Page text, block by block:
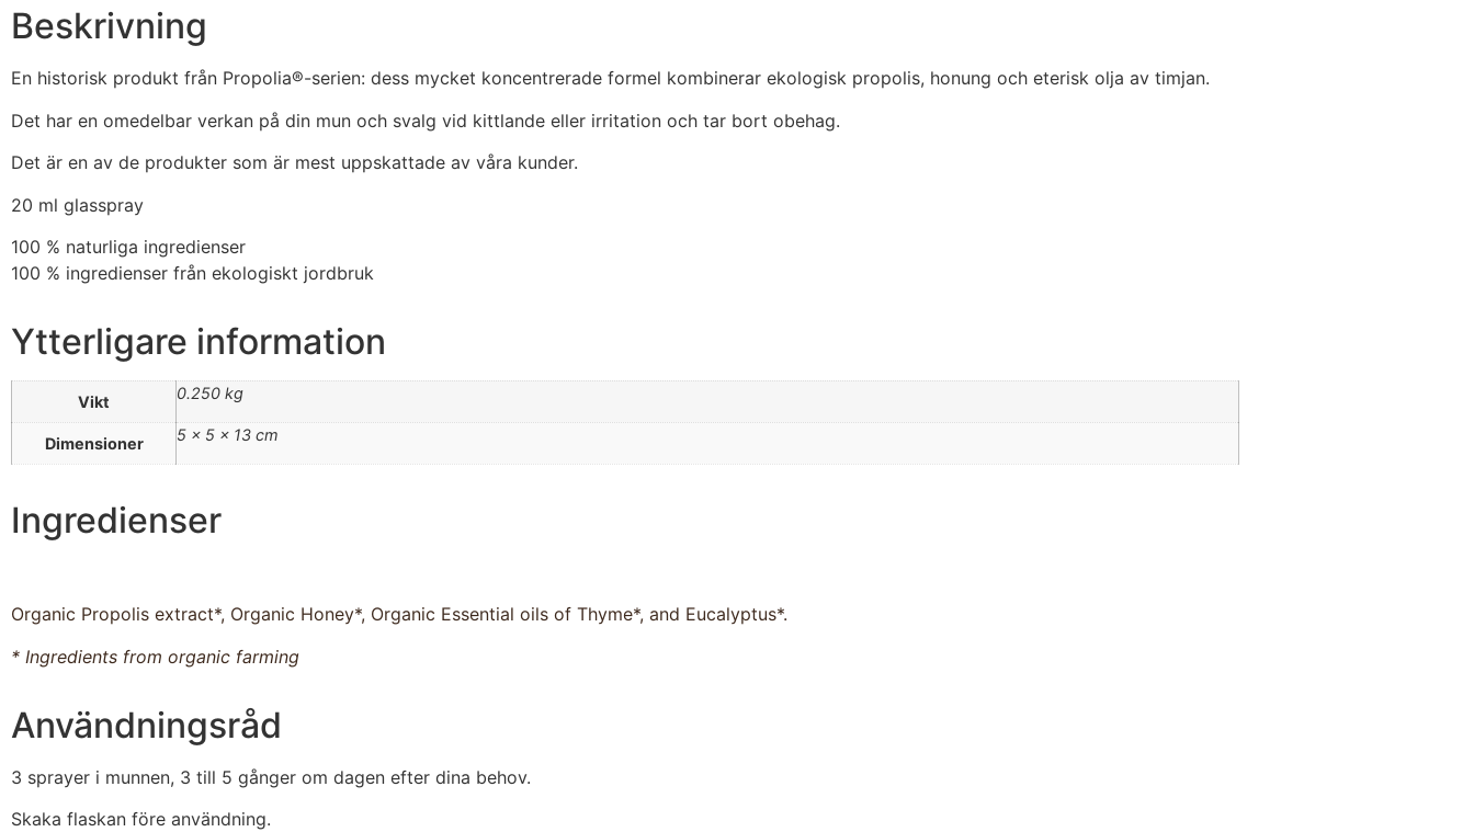
Beskrivning
En historisk produkt från Propolia®-serien: dess mycket koncentrerade formel kombinerar ekologisk propolis, honung och eterisk olja av timjan.
Det har en omedelbar verkan på din mun och svalg vid kittlande eller irritation och tar bort obehag.
Det är en av de produkter som är mest uppskattade av våra kunder.
20 ml glasspray
100 % naturliga ingredienser
100 % ingredienser från ekologiskt jordbruk
Ytterligare information
Vikt 0.250 kg
Dimensioner 5 × 5 × 13 cm
Ingredienser
Organic Propolis extract*, Organic Honey*, Organic Essential oils of Thyme*, and Eucalyptus*.
* Ingredients from organic farming
Användningsråd
3 sprayer i munnen, 3 till 5 gånger om dagen efter dina behov.
Skaka flaskan före användning.